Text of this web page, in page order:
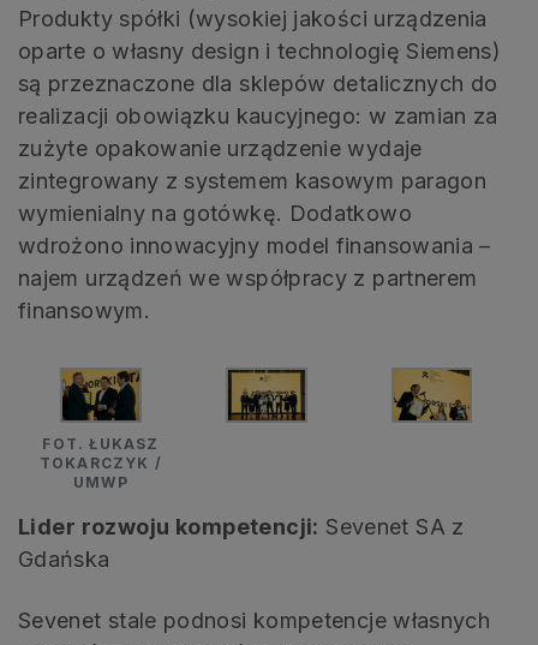
Produkty spółki (wysokiej jakości urządzenia
oparte o własny design i technologię Siemens)
są przeznaczone dla sklepów detalicznych do
realizacji obowiązku kaucyjnego: w zamian za
zużyte opakowanie urządzenie wydaje
zintegrowany z systemem kasowym paragon
wymienialny na gotówkę. Dodatkowo
wdrożono innowacyjny model finansowania –
najem urządzeń we współpracy z partnerem
finansowym.
FOT. ŁUKASZ
TOKARCZYK /
UMWP
Lider rozwoju kompetencji: Sevenet SA z
Gdańska
Sevenet stale podnosi kompetencje własnych